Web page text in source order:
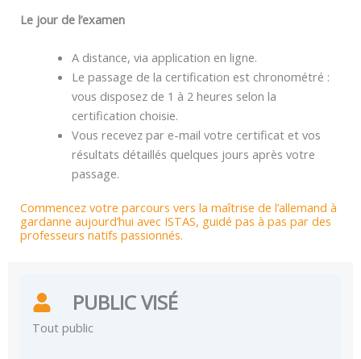
Le jour de l’examen
A distance, via application en ligne.
Le passage de la certification est chronométré :
vous disposez de 1 à 2 heures selon la
certification choisie.
Vous recevez par e-mail votre certificat et vos
résultats détaillés quelques jours après votre
passage.
Commencez votre parcours vers la maîtrise de l’allemand à
gardanne aujourd’hui avec ISTAS, guidé pas à pas par des
professeurs natifs passionnés.
PUBLIC VISÉ
Tout public